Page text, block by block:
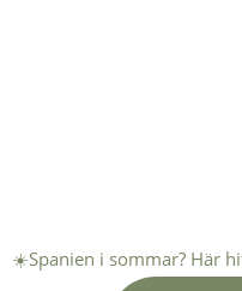
☀️Spanien i sommar? Här